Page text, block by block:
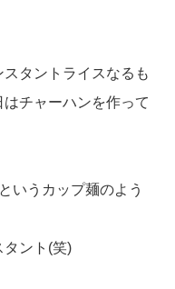
タントライスなるも
チャーハンを作って
いうカップ麺のよう
タント(笑)